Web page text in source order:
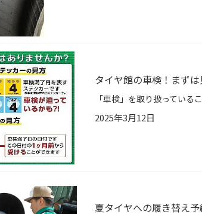
タイヤ館の車検！まず
2025年3月12日
夏タイヤへの履き替え